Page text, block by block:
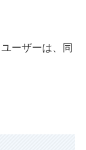
ーザーは、同